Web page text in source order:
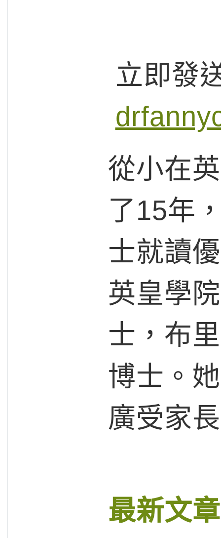
立即發
從小在
了15年
士就讀
英皇學
士，布
博士。
廣受家
最新文章